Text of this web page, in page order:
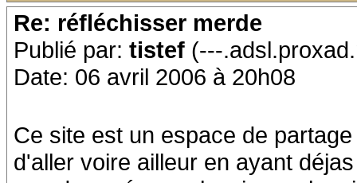
Re: réfléchisser merde
Publié par: tistef (---
Date: 06 avril 2006 à 20h08
Ce site est un espace de
d'aller voire ailleur en ayant